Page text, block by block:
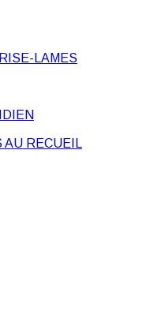
LAMES
AU RECUEIL